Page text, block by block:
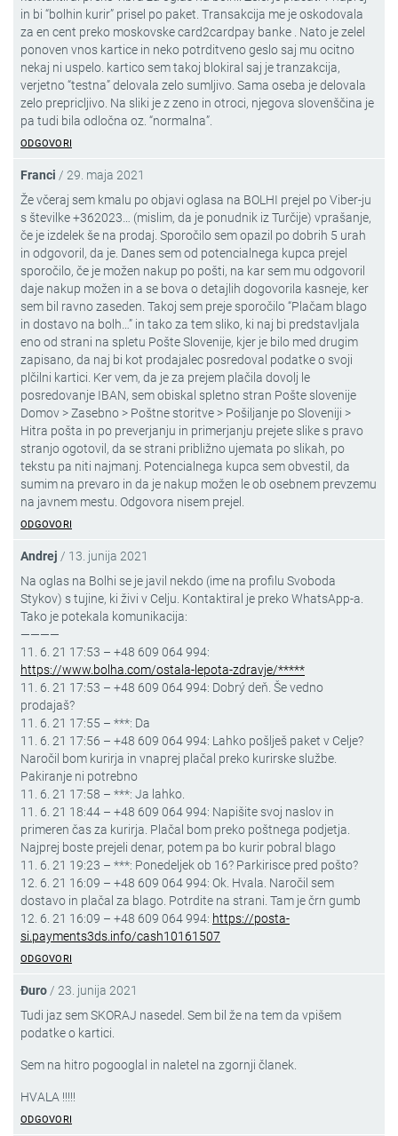
in bi “bolhin kurir” prisel po paket. Transakcija me je oskodovala
za en cent preko moskovske card2cardpay banke . Nato je zelel
ponoven vnos kartice in neko potrditveno geslo saj mu ocitno
nekaj ni uspelo. kartico sem takoj blokiral saj je tranzakcija,
verjetno “testna” delovala zelo sumljivo. Sama oseba je delovala
zelo prepricljivo. Na sliki je z zeno in otroci, njegova slovenščina je
pa tudi bila odločna oz. “normalna”.
ODGOVORI
Franci / 29. maja 2021
Že včeraj sem kmalu po objavi oglasa na BOLHI prejel po Viber-ju
s številke +362023… (mislim, da je ponudnik iz Turčije) vprašanje,
če je izdelek še na prodaj. Sporočilo sem opazil po dobrih 5 urah
in odgovoril, da je. Danes sem od potencialnega kupca prejel
sporočilo, če je možen nakup po pošti, na kar sem mu odgovoril
daje nakup možen in a se bova o detajlih dogovorila kasneje, ker
sem bil ravno zaseden. Takoj sem preje sporočilo “Plačam blago
in dostavo na bolh…” in tako za tem sliko, ki naj bi predstavljala
eno od strani na spletu Pošte Slovenije, kjer je bilo med drugim
zapisano, da naj bi kot prodajalec posredoval podatke o svoji
plčilni kartici. Ker vem, da je za prejem plačila dovolj le
posredovanje IBAN, sem obiskal spletno stran Pošte slovenije
Domov > Zasebno > Poštne storitve > Pošiljanje po Sloveniji >
Hitra pošta in po preverjanju in primerjanju prejete slike s pravo
stranjo ogotovil, da se strani približno ujemata po slikah, po
tekstu pa niti najmanj. Potencialnega kupca sem obvestil, da
sumim na prevaro in da je nakup možen le ob osebnem prevzemu
na javnem mestu. Odgovora nisem prejel.
ODGOVORI
Andrej / 13. junija 2021
Na oglas na Bolhi se je javil nekdo (ime na profilu Svoboda
Stykov) s tujine, ki živi v Celju. Kontaktiral je preko WhatsApp-a.
Tako je potekala komunikacija:
————
11. 6. 21 17:53 – +48 609 064 994:
https://www.bolha.com/ostala-lepota-zdravje/*****
11. 6. 21 17:53 – +48 609 064 994: Dobrý deň. Še vedno
prodajaš?
11. 6. 21 17:55 – ***: Da
11. 6. 21 17:56 – +48 609 064 994: Lahko pošlješ paket v Celje?
Naročil bom kurirja in vnaprej plačal preko kurirske službe.
Pakiranje ni potrebno
11. 6. 21 17:58 – ***: Ja lahko.
11. 6. 21 18:44 – +48 609 064 994: Napišite svoj naslov in
primeren čas za kurirja. Plačal bom preko poštnega podjetja.
Najprej boste prejeli denar, potem pa bo kurir pobral blago
11. 6. 21 19:23 – ***: Ponedeljek ob 16? Parkirisce pred pošto?
12. 6. 21 16:09 – +48 609 064 994: Ok. Hvala. Naročil sem
dostavo in plačal za blago. Potrdite na strani. Tam je črn gumb
12. 6. 21 16:09 – +48 609 064 994: https://posta-
si.payments3ds.info/cash10161507
ODGOVORI
Đuro / 23. junija 2021
Tudi jaz sem SKORAJ nasedel. Sem bil že na tem da vpišem
podatke o kartici.
Sem na hitro pogooglal in naletel na zgornji članek.
HVALA !!!!!
ODGOVORI